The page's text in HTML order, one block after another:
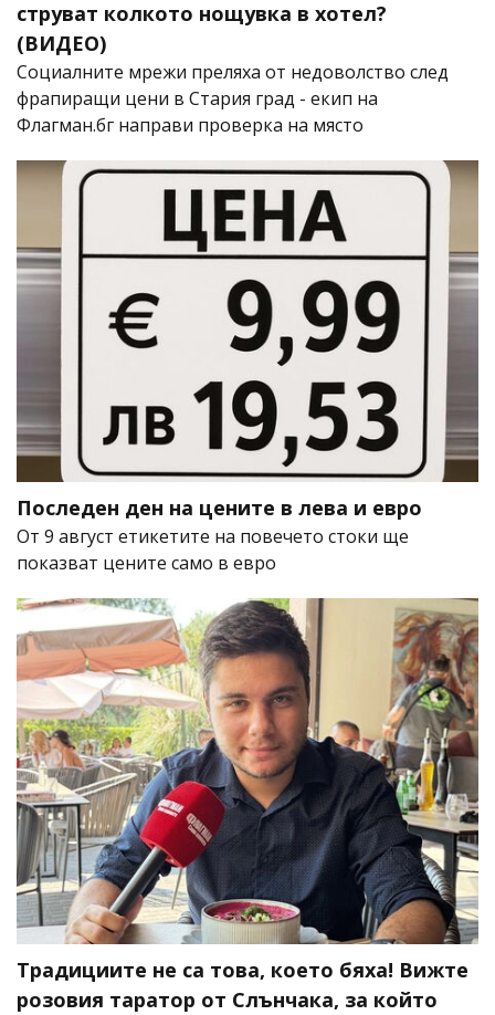
струват колкото нощувка в хотел?
(ВИДЕО)
Социалните мрежи преляха от недоволство след
фрапиращи цени в Стария град - екип на
Флагман.бг направи проверка на място
Последен ден на цените в лева и евро
От 9 август етикетите на повечето стоки ще
показват цените само в евро
Традициите не са това, което бяха! Вижте
розовия таратор от Слънчака, за който